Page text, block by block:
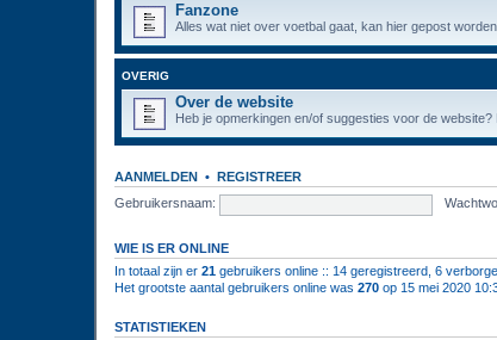
Fanzone
Alles wat niet over voetbal gaat, kan hier gepost
OVERIG
Over de website
Heb je opmerkingen en/of suggesties voor de website?
AANMELDEN • REGISTREER
Gebruikersnaam:
WIE IS ER ONLINE
In totaal zijn er 21 gebruikers online :: 14 geregistreerd, 6
Het grootste aantal gebruikers online was 270 op 15 mei 2020
STATISTIEKEN